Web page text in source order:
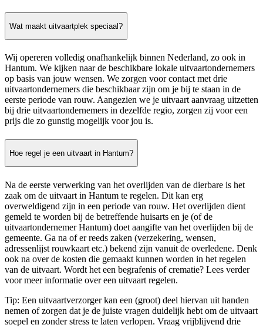
Wat maakt uitvaartplek speciaal?
Wij opereren volledig onafhankelijk binnen Nederland, zo ook in
Hantum. We kijken naar de beschikbare lokale uitvaartondernemers
op basis van jouw wensen. We zorgen voor contact met drie
uitvaartondernemers die beschikbaar zijn om je bij te staan in de
eerste periode van rouw. Aangezien we je uitvaart aanvraag uitzetten
bij drie uitvaartondernemers in dezelfde regio, zorgen zij voor een
prijs die zo gunstig mogelijk voor jou is.
Hoe regel je een uitvaart in Hantum?
Na de eerste verwerking van het overlijden van de dierbare is het
zaak om de uitvaart in Hantum te regelen. Dit kan erg
overweldigend zijn in een periode van rouw. Het overlijden dient
gemeld te worden bij de betreffende huisarts en je (of de
uitvaartondernemer Hantum) doet aangifte van het overlijden bij de
gemeente. Ga na of er reeds zaken (verzekering, wensen,
adressenlijst rouwkaart etc.) bekend zijn vanuit de overledene. Denk
ook na over de kosten die gemaakt kunnen worden in het regelen
van de uitvaart. Wordt het een begrafenis of crematie? Lees verder
voor meer informatie over een uitvaart regelen.
Tip: Een uitvaartverzorger kan een (groot) deel hiervan uit handen
nemen of zorgen dat je de juiste vragen duidelijk hebt om de uitvaart
soepel en zonder stress te laten verlopen. Vraag vrijblijvend drie